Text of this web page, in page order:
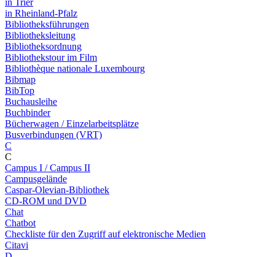
in Trier
in Rheinland-Pfalz
Bibliotheksführungen
Bibliotheksleitung
Bibliotheksordnung
Bibliothekstour im Film
Bibliothèque nationale Luxembourg
Bibmap
BibTop
Buchausleihe
Buchbinder
Bücherwagen / Einzelarbeitsplätze
Busverbindungen (VRT)
C
C
Campus I / Campus II
Campusgelände
Caspar-Olevian-Bibliothek
CD-ROM und DVD
Chat
Chatbot
Checkliste für den Zugriff auf elektronische Medien
Citavi